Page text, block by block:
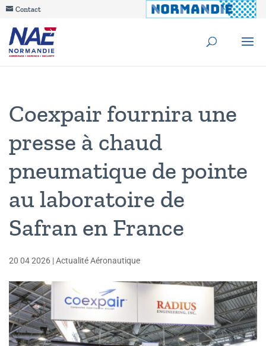
Contact
Coexpair fournira une
presse à chaud
pneumatique de pointe
au laboratoire de
Safran en France
20 04 2026 |Actualité Aéronautique